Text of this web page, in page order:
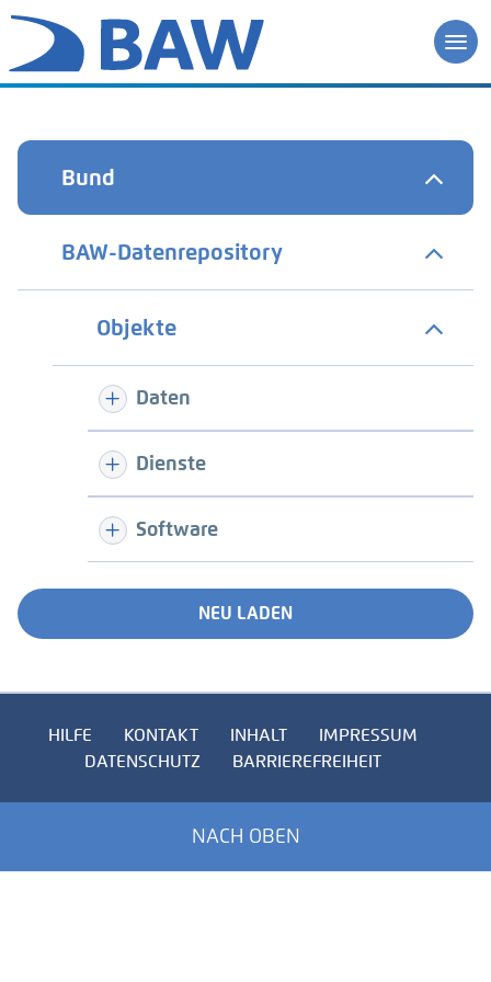
Bund
BAW-Datenrepository
Objekte
Daten
Dienste
Software
NEU LADEN
HILFE KONTAKT INHALT
IMPRESSUM
DATENSCHUTZ
BARRIEREFREIHEIT
NACH OBEN